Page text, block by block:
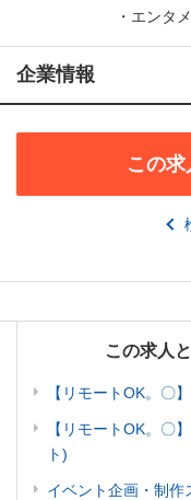
・エンタ
企業情報
この
この求人
【リモートOK。〇
【リモートOK。〇
ト)
イベント企画・制作